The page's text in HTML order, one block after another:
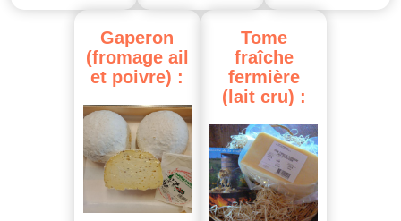
Gaperon
(fromage ail
et poivre) :
Tome
fraîche
fermière
(lait cru) :